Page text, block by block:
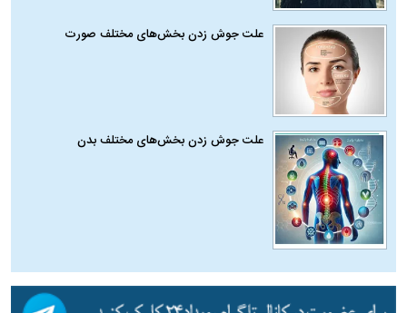
علت جوش زدن بخش‌های مختلف صورت
علت جوش زدن بخش‌های مختلف بدن